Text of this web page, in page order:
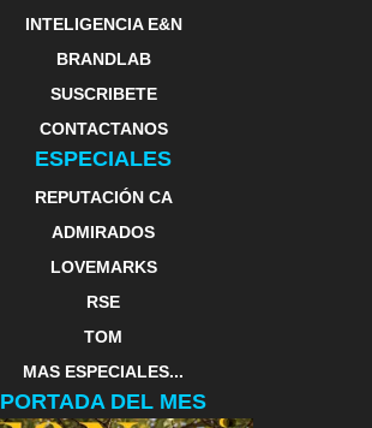
INTELIGENCIA E&N
BRANDLAB
SUSCRIBETE
CONTACTANOS
ESPECIALES
REPUTACIÓN CA
ADMIRADOS
LOVEMARKS
RSE
TOM
MAS ESPECIALES...
PORTADA DEL MES